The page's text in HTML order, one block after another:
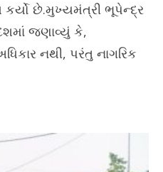
છે.મુખ્યમંત્રી ભૂપેન્દ્ર
જણાવ્યું કે,
નથી, પરંતુ નાગરિક